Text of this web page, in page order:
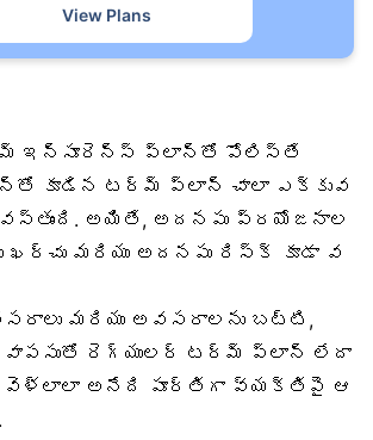
View Plans
ఇన్సూరెన్స్ ప్లాన్‌తో పోలిస్తే
కూడిన టర్మ్ ప్లాన్ చాలా ఎక్కువ
అయితే, అదనపు ప్రయోజనాల
ఖర్చు మరియు అదనపు రిస్క్ కూడా వ
మరియు అవసరాలను బట్టి,
వాపసుతో రెగ్యులర్ టర్మ్ ప్లాన్ లేదా
అనేది పూర్తిగా వ్యక్తిపై ఆ